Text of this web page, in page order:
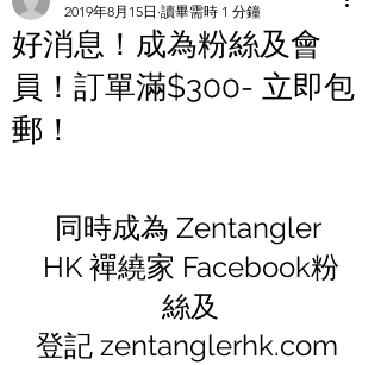
好消息！成為粉絲及會
員！訂單滿$300- 立即包
郵！
2019年8月15日 讀畢需時 1 分鐘
同時成為 Zentangler
HK 襌繞家 Facebook粉
絲及
登記 zentanglerhk.com